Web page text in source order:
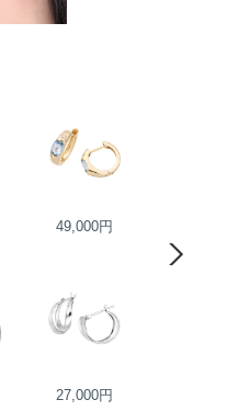
49,000円
27,000円